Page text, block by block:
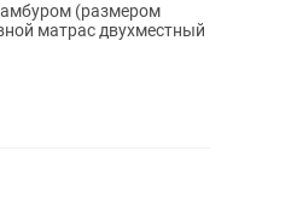
(размером
матрас двухместный